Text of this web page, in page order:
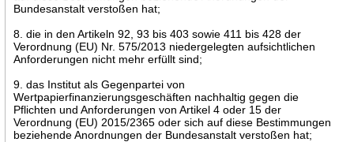
Bundesanstalt verstoßen hat;
8. die in den Artikeln 92, 93 bis 403 sowie 411 bis 428 der
Verordnung (EU) Nr. 575/2013 niedergelegten aufsichtlichen
Anforderungen nicht mehr erfüllt sind;
9. das Institut als Gegenpartei von
Wertpapierfinanzierungsgeschäften nachhaltig gegen die
Pflichten und Anforderungen von Artikel 4 oder 15 der
Verordnung (EU) 2015/2365 oder sich auf diese Bestimmungen
beziehende Anordnungen der Bundesanstalt verstoßen hat;